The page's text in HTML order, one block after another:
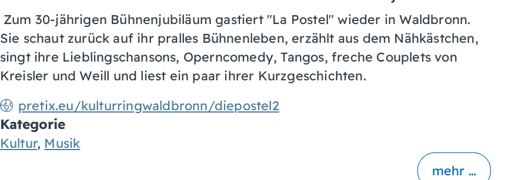
pretix.eu/kulturringwaldbronn/diepostel2
Zum 30-jährigen Bühnenjubiläum gastiert "La Postel" wieder in Waldbronn.
Sie schaut zurück auf ihr pralles Bühnenleben, erzählt aus dem Nähkästchen,
singt ihre Lieblingschansons, Operncomedy, Tangos, freche Couplets von
Kreisler und Weill und liest ein paar ihrer Kurzgeschichten.
Kategorie
Kultur, Musik
mehr …